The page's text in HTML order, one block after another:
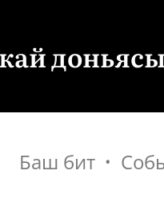
Баш бит